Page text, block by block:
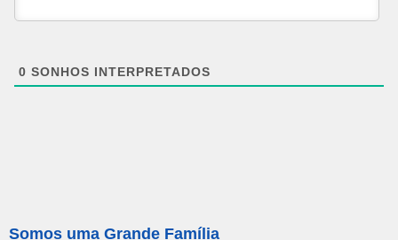
0 SONHOS INTERPRETADOS
Somos uma Grande Família